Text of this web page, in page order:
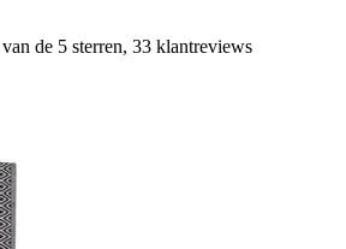
de 5 sterren, 33 klantreviews